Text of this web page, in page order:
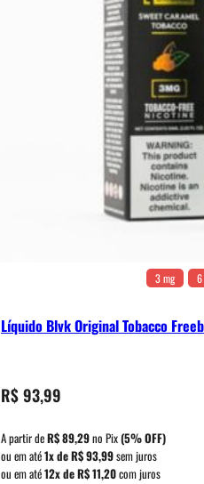
3 mg
Líquido Blvk Original Tobacco
R$93,99
A partir deR$89,29no Pix(5% OFF)
ou em até1x deR$93,99sem juros
ou em até12x deR$11,20com juros